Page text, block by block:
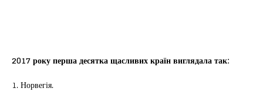
2017 року перша десятка щасливих країн виглядала так:
1. Норвегія.